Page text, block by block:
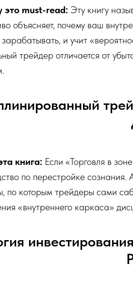
это must-read: Эту книгу
объясняет, почему ваш
и учит
трейдер отличается от
книга: Если «Торговля в
по перестройке сознания.
по которым трейдеры сами
«внутреннего каркаса»